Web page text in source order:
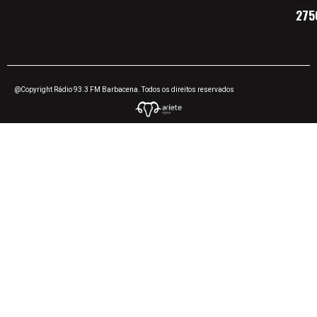
@Copyright Rádio 93.3 FM Barbacena. Todos os direitos reservados